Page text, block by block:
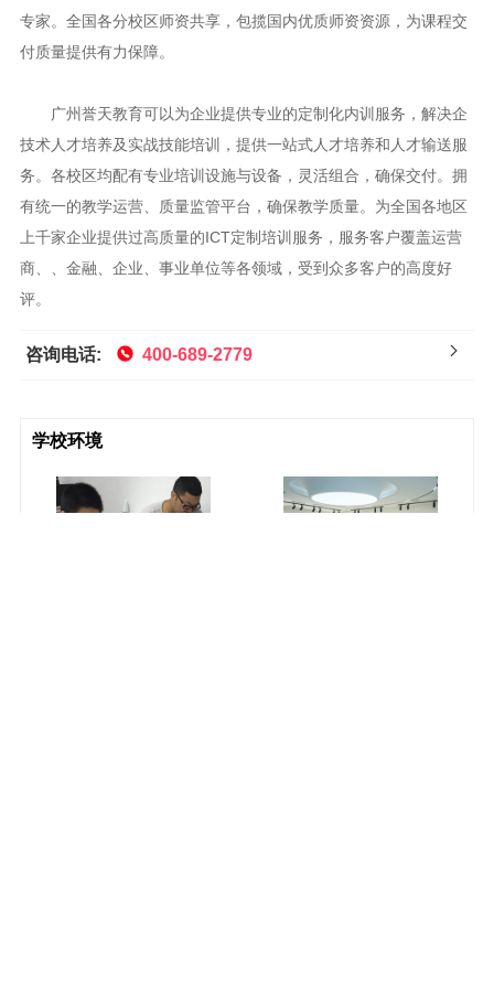
专家。全国各分校区师资共享，包揽国内优质师资资源，为课程交
付质量提供有力保障。
广州誉天教育可以为企业提供专业的定制化内训服务，解决企
技术人才培养及实战技能培训，提供一站式人才培养和人才输送服
务。各校区均配有专业培训设施与设备，灵活组合，确保交付。拥
有统一的教学运营、质量监管平台，确保教学质量。为全国各地区
上千家企业提供过高质量的ICT定制培训服务，服务客户覆盖运营
商、、金融、企业、事业单位等各领域，受到众多客户的高度好
评。
咨询电话: 400-689-2779
学校环境